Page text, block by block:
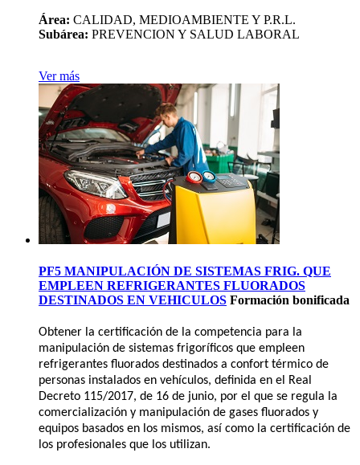
Área: CALIDAD, MEDIOAMBIENTE Y P.R.L.
Subárea: PREVENCION Y SALUD LABORAL
Ver más
PF5 MANIPULACIÓN DE SISTEMAS FRIG. QUE
EMPLEEN REFRIGERANTES FLUORADOS
DESTINADOS EN VEHICULOS Formación bonificada
Obtener la certificación de la competencia para la
manipulación de sistemas frigoríficos que empleen
refrigerantes fluorados destinados a confort térmico de
personas instalados en vehículos, definida en el Real
Decreto 115/2017, de 16 de junio, por el que se regula la
comercialización y manipulación de gases fluorados y
equipos basados en los mismos, así como la certificación de
los profesionales que los utilizan.